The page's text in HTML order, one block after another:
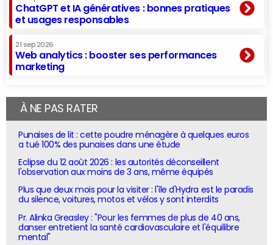
ChatGPT et IA génératives : bonnes pratiques
et usages responsables
21 sep 2026
Web analytics : booster ses performances
marketing
À NE PAS RATER
Punaises de lit : cette poudre ménagère à quelques euros
a tué 100% des punaises dans une étude
Eclipse du 12 août 2026 : les autorités déconseillent
l'observation aux moins de 3 ans, même équipés
Plus que deux mois pour la visiter : l'île d'Hydra est le paradis
du silence, voitures, motos et vélos y sont interdits
Pr. Alinka Greasley : "Pour les femmes de plus de 40 ans,
danser entretient la santé cardiovasculaire et l'équilibre
mental"